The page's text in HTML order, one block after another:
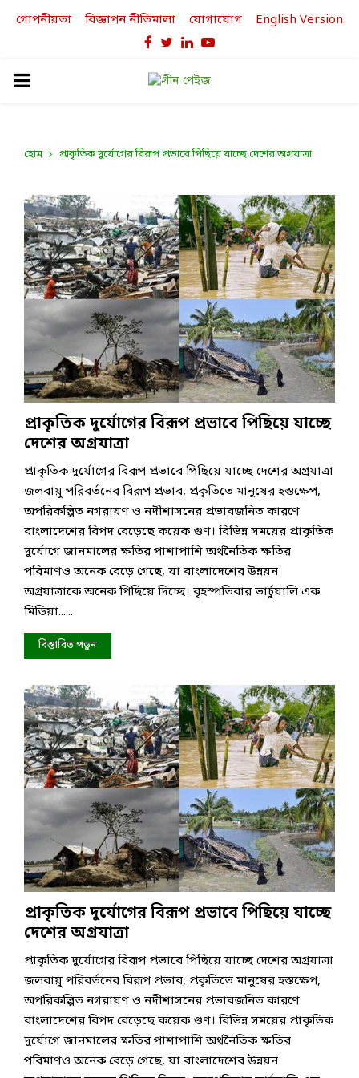
গোপনীয়তা বিজ্ঞাপন নীতিমালা যোগাযোগ English Version
Facebook
TwitterLinkedinYoutube
PRIMARY
হোম প্রাকৃতিক দুর্যোগের বিরূপ প্রভাবে পিছিয়ে যাচ্ছে দেশের অগ্রযাত্রা
প্রাকৃতিক দুর্যোগের বিরূপ প্রভাবে পিছিয়ে যাচ্ছে
দেশের অগ্রযাত্রা
প্রাকৃতিক দুর্যোগের বিরূপ প্রভাবে পিছিয়ে যাচ্ছে দেশের অগ্রযাত্রা
জলবায়ু পরিবর্তনের বিরূপ প্রভাব, প্রকৃতিতে মানুষের হস্তক্ষেপ,
অপরিকল্পিত নগরায়ণ ও নদীশাসনের প্রভাবজনিত কারণে
বাংলাদেশের বিপদ বেড়েছে কয়েক গুণ। বিভিন্ন সময়ের প্রাকৃতিক
দুর্যোগে জানমালের ক্ষতির পাশাপাশি অর্থনৈতিক ক্ষতির
পরিমাণও অনেক বেড়ে গেছে, যা বাংলাদেশের উন্নয়ন
অগ্রযাত্রাকে অনেক পিছিয়ে দিচ্ছে। বৃহস্পতিবার ভার্চুয়ালি এক
মিডিয়া......
বিস্তারিত পড়ুন
প্রাকৃতিক দুর্যোগের বিরূপ প্রভাবে পিছিয়ে যাচ্ছে
দেশের অগ্রযাত্রা
প্রাকৃতিক দুর্যোগের বিরূপ প্রভাবে পিছিয়ে যাচ্ছে দেশের অগ্রযাত্রা
জলবায়ু পরিবর্তনের বিরূপ প্রভাব, প্রকৃতিতে মানুষের হস্তক্ষেপ,
অপরিকল্পিত নগরায়ণ ও নদীশাসনের প্রভাবজনিত কারণে
বাংলাদেশের বিপদ বেড়েছে কয়েক গুণ। বিভিন্ন সময়ের প্রাকৃতিক
দুর্যোগে জানমালের ক্ষতির পাশাপাশি অর্থনৈতিক ক্ষতির
পরিমাণও অনেক বেড়ে গেছে, যা বাংলাদেশের উন্নয়ন